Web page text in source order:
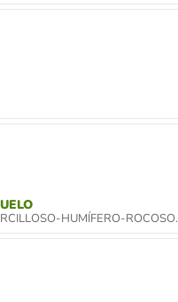
HUMÍFERO-ROCOSO.